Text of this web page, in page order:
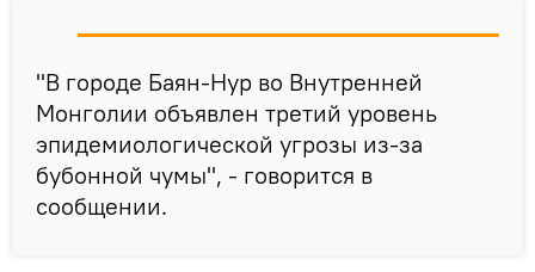
"В городе Баян-Нур во Внутренней
Монголии объявлен третий уровень
эпидемиологической угрозы из-за
бубонной чумы", - говорится в
сообщении.